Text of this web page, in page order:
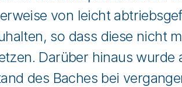
von leicht
so dass diese nicht
Darüber hinaus wurde
des Baches bei